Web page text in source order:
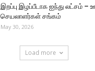
இறப்பு இழப்பீடாக ஐந்து லட்சம் –
செயலாளர்கள் சங்கம்
May 30, 2026
Load more